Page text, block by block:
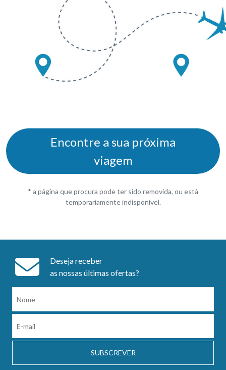
Encontre a sua próxima
viagem
* a página que procura pode ter sido removida, ou está
temporariamente indisponível.
Deseja receber
as nossas últimas ofertas?
SUBSCREVER